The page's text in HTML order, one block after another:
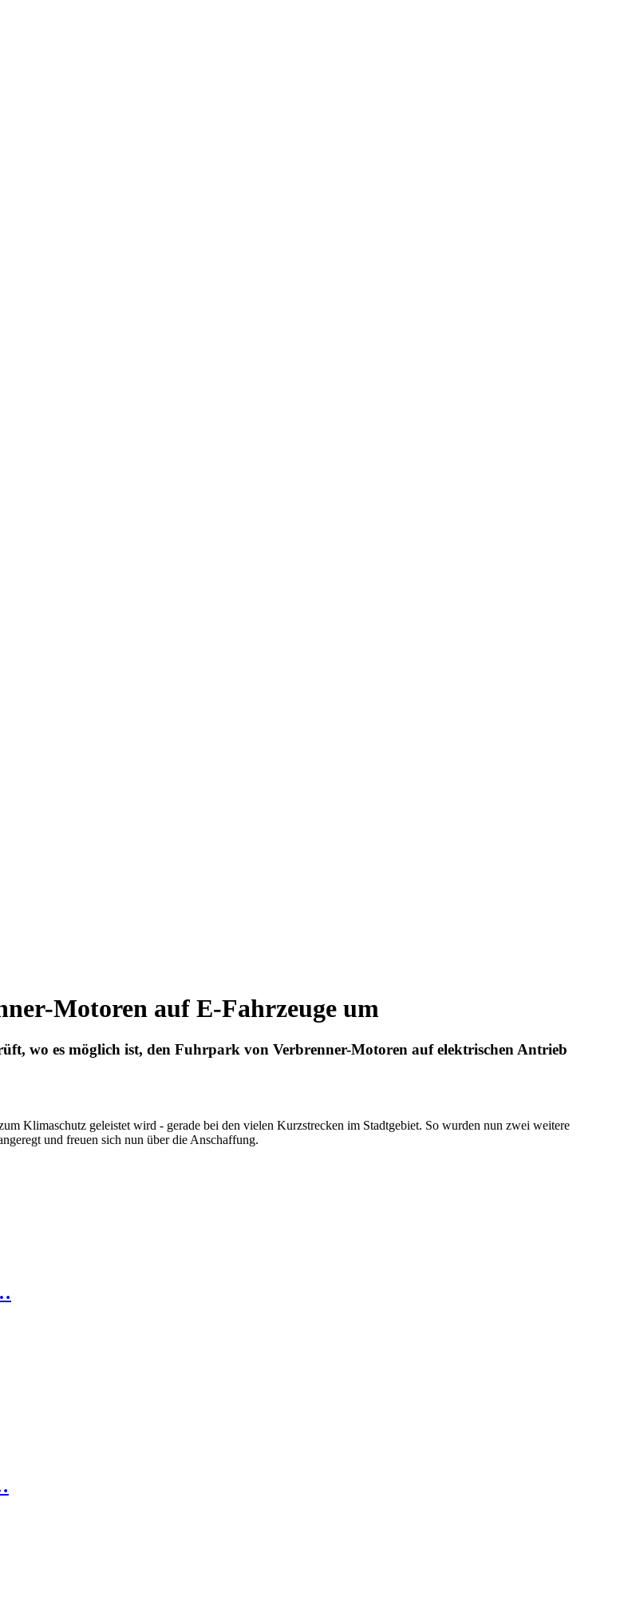
Motoren auf E-Fahrzeuge um
wo es möglich ist, den Fuhrpark von Verbrenner-Motoren auf elektrischen Antrieb
Klimaschutz geleistet wird - gerade bei den vielen Kurzstrecken im Stadtgebiet. So wurden nun zwei weitere
und freuen sich nun über die Anschaffung.